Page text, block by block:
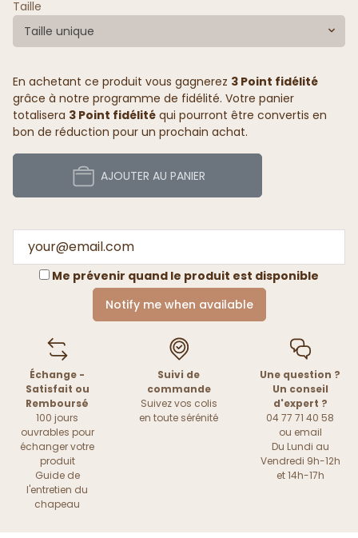
Taille
Taille unique
En achetant ce produit vous gagnerez 3 Point fidélité
grâce à notre programme de fidélité. Votre panier
totalisera 3 Point fidélité qui pourront être convertis en
bon de réduction pour un prochain achat.
AJOUTER AU PANIER
Me prévenir quand le produit est disponible
Notify me when available
Échange -
Satisfait ou
Remboursé
100 jours
ouvrables pour
échanger votre
produit
Guide de
l'entretien du
chapeau
Suivi de
commande
Suivez vos colis
en toute sérénité
Une question ?
Un conseil
d'expert ?
04 77 71 40 58
ou email
Du Lundi au
Vendredi 9h-12h
et 14h-17h